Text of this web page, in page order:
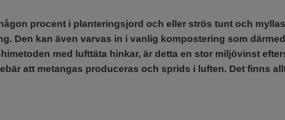
procent i planteringsjord och eller strös tunt och
Den kan även varvas in i vanlig kompostering som
med lufttäta hinkar, är detta en stor miljövinst
att metangas produceras och sprids i luften. Det finns